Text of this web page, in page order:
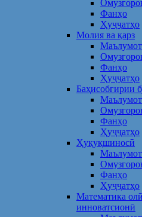
Фанҳо
Ҳуҷҷатҳо
Молия ва қарз
Маълумот
Фанҳо
Ҳуҷҷатҳо
Баҳисобгирии
Маълумот
Фанҳо
Ҳуҷҷатҳо
Ҳуқуқшиносӣ
Маълумот
Фанҳо
Ҳуҷҷатҳо
Математика
инноватсионӣ